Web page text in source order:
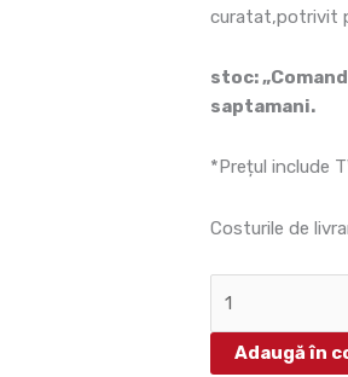
curatat,potrivit
stoc:
saptamani.
*Prețul include
Costurile de
Adaugă în